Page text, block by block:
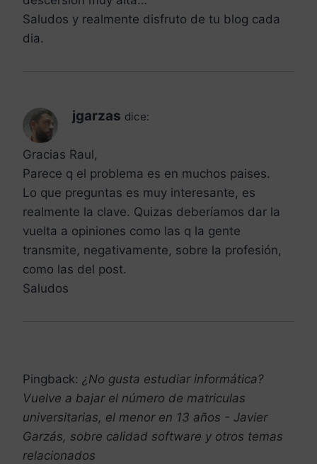
Saludos y realmente disfruto de tu blog cada
dia.
jgarzas dice:
Gracias Raul,
Parece q el problema es en muchos paises.
Lo que preguntas es muy interesante, es
realmente la clave. Quizas deberíamos dar la
vuelta a opiniones como las q la gente
transmite, negativamente, sobre la profesión,
como las del post.
Saludos
Pingback: ¿No gusta estudiar informática?
Vuelve a bajar el número de matriculas
universitarias, el menor en 13 años - Javier
Garzás, sobre calidad software y otros temas
relacionados